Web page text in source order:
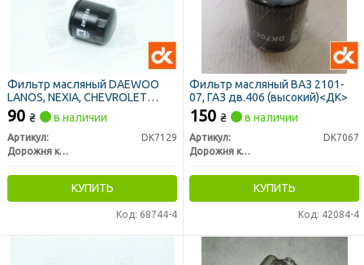
Фильтр масляный DAEWOO
LANOS, NEXIA, CHEVROLET
AVEO, LACETTI <ДК>
90 ₴ в наличии
Артикул:
DK7129
Дорожня карта
КУПИТЬ
Код: 68744-4
Фильтр масляный ВАЗ 2101-
07, ГАЗ дв.406 (высокий)<ДК>
150 ₴ в наличии
Артикул:
DK7067
Дорожня карта
КУПИТЬ
Код: 42084-4